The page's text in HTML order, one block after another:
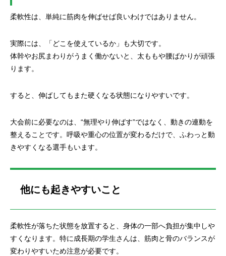
柔軟性は、単純に筋肉を伸ばせば良いわけではありません。
実際には、「どこを使えているか」も大切です。
体幹やお尻まわりがうまく働かないと、太ももや腰ばかりが頑張
ります。
すると、伸ばしてもまた硬くなる状態になりやすいです。
大会前に必要なのは、“無理やり伸ばす”ではなく、動きの連動を
整えることです。呼吸や重心の位置が変わるだけで、ふわっと動
きやすくなる選手もいます。
他にも起きやすいこと
柔軟性が落ちた状態を放置すると、身体の一部へ負担が集中しや
すくなります。特に成長期の学生さんは、筋肉と骨のバランスが
変わりやすいため注意が必要です。